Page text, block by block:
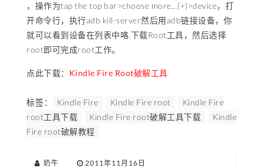
，操作为tap the top bar>choose more…(+)>device，打
开命令行，执行adb kill-server然后用adb链接设备，你
就可以看到设备在列表中咯.下载Root工具，然后选择
root即可完成root工作。
点此下载： Kindle Fire Root破解工具
标签： Kindle Fire Kindle Fire root
Kindle Fire
root工具下载
Kindle Fire root破解工具下载
Kindle
Fire root破解教程
奶牛 2011年11月16日